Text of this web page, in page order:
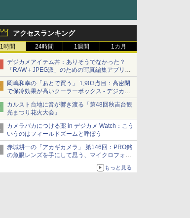
アクセスランキング
1時間 24時間 1週間 1カ月
デジカメアイテム丼：ありそうでなかった？
「RAW＋JPEG派」のための写真編集アプリ
カメラデフォルトのJPEGを大切にする
「Filmator」
岡嶋和幸の「あとで買う」 1,903点目：高密閉
で保冷効果が高いクーラーボックス - デジカメ
Watch
カルスト台地に音が響き渡る「第48回秋吉台観
光まつり花火大会」
カメラバカにつける薬 in デジカメ Watch：こう
いうのはフィールドズームと呼ぼう
赤城耕一の「アカギカメラ」 第146回：PRO銘
の魚眼レンズを手にして思う、マイクロフォー
もっと見る